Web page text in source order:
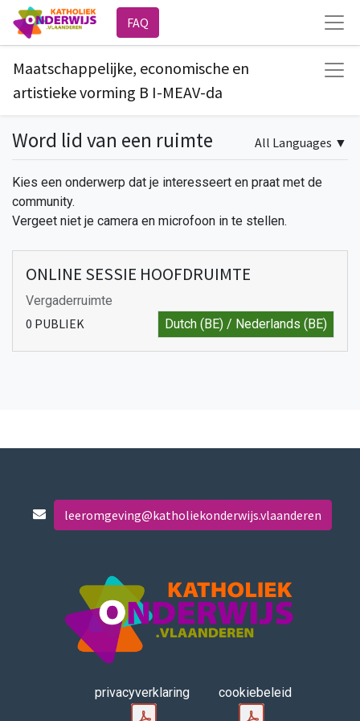
FAQ
Maatschappelijke, economische en
artistieke vorming B I-MEAV-da
Word lid van een ruimte All Languages ▼
Kies een onderwerp dat je interesseert en praat met de
community.
Vergeet niet je camera en microfoon in te stellen.
ONLINE SESSIE HOOFDRUIMTE
Vergaderruimte
0 PUBLIEK Dutch (BE) / Nederlands (BE)
leeromgeving@katholiekonderwijs.vlaanderen
privacyverklaring cookiebeleid